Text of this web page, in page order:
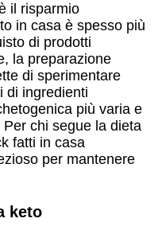
il risparmio
in casa è spesso più
di prodotti
la preparazione
di sperimentare
di ingredienti
più varia e
chi segue la dieta
fatti in casa
per mantenere
keto